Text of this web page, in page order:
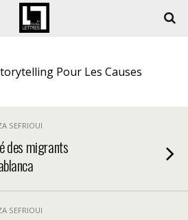
Pour Les Causes
SEFRIOUI
des migrants
SEFRIOUI